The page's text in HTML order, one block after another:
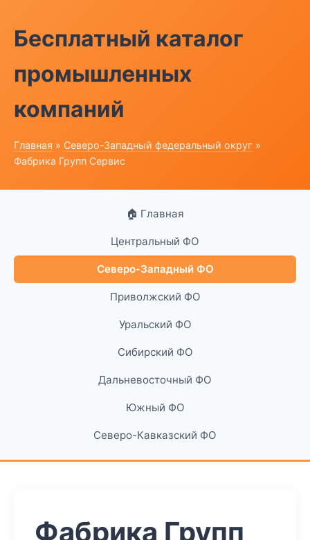
Бесплатный каталог
промышленных
компаний
Главная » Северо-Западный федеральный округ »
Фабрика Групп Сервис
🏠 Главная
Центральный ФО
Северо-Западный ФО
Приволжский ФО
Уральский ФО
Сибирский ФО
Дальневосточный ФО
Южный ФО
Северо-Кавказский ФО
Фабрика Групп